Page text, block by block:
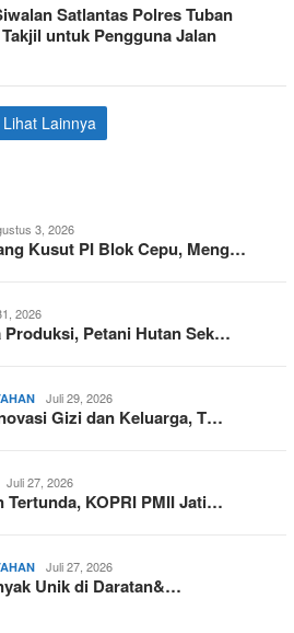
Satlantas Polres Tuban
untuk Pengguna Jalan
Lihat Lainnya
3, 2026
Kusut PI Blok Cepu, Meng…
2026
Produksi, Petani Hutan Sek…
Juli 29, 2026
Gizi dan Keluarga, T…
Juli 27, 2026
Tertunda, KOPRI PMII Jati…
Juli 27, 2026
Unik di Daratan&…